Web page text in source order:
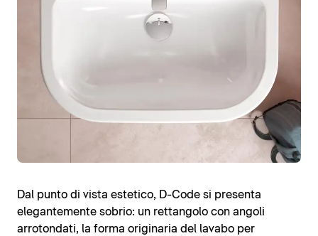
Dal punto di vista estetico, D-Code si presenta
elegantemente sobrio: un rettangolo con angoli
arrotondati, la forma originaria del lavabo per